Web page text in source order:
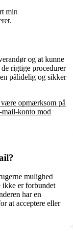
min
og at kunne
rigtige procedurer
pålidelig og sikker
opmærksom på
mail-konto mod
mulighed
ikke er forbundet
har en
at acceptere eller